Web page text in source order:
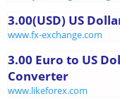
3.00(USD) US
www.fx-exchange.com
3.00 Euro to US
Converter
www.likeforex.com